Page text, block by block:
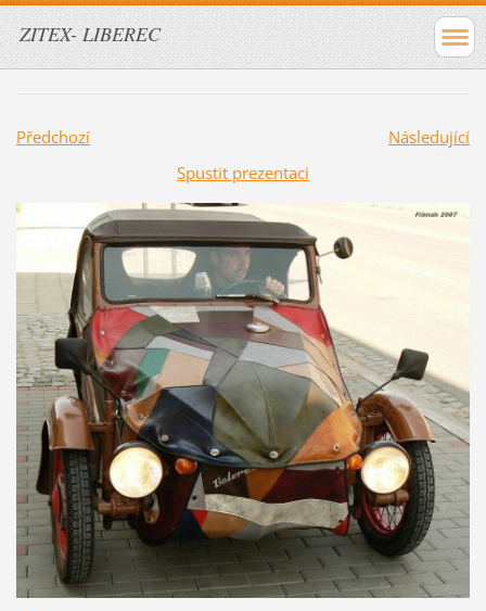
ZITEX- LIBEREC
Předchozí
Následující
Spustit prezentaci